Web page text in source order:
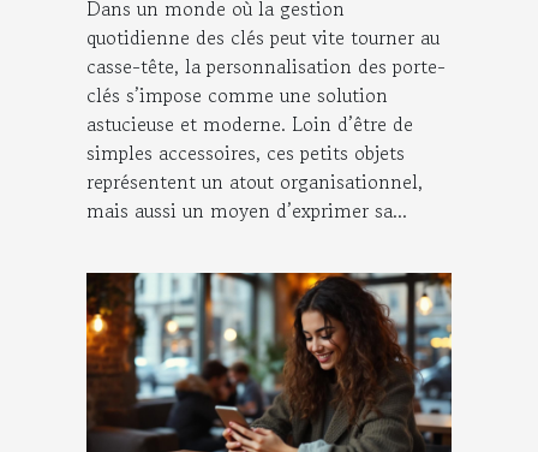
Dans un monde où la gestion
quotidienne des clés peut vite tourner au
casse-tête, la personnalisation des porte-
clés s’impose comme une solution
astucieuse et moderne. Loin d’être de
simples accessoires, ces petits objets
représentent un atout organisationnel,
mais aussi un moyen d’exprimer sa...